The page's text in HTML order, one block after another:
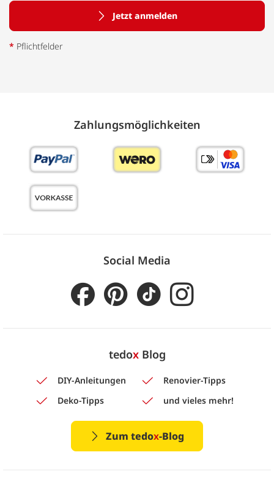
Jetzt anmelden
* Pflichtfelder
Zahlungs­möglich­keiten
Social Media
tedoxBlog
DIY-Anleitungen
Renovier-Tipps
Deko-Tipps
und vieles mehr!
Zum tedox-Blog